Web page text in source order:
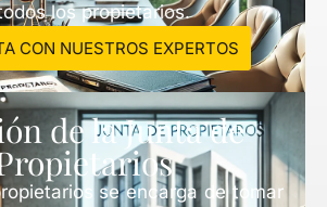
de la Junta de
se encarga de tomar
los propietarios.
CON NUESTROS EXPERTOS